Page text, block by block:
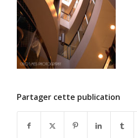
Partager cette publication